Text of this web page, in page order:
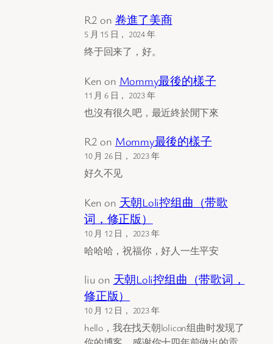
R2 on 卷進了美商
5 月 15 日， 2024 年
终于回来了，好。
Ken on Mommy最後的樣子
11 月 6 日， 2023 年
也沒有很久吧，最近終於閒下來
R2 on Mommy最後的樣子
10 月 26 日， 2023 年
好久不见
Ken on 天朝Loli控组曲（带歌
词，修正版）
10 月 12 日， 2023 年
哈哈哈，祝福你，好人一生平安
liu on 天朝Loli控组曲（带歌词，
修正版）
10 月 12 日， 2023 年
hello，我在找天朝lolicon组曲时发现了